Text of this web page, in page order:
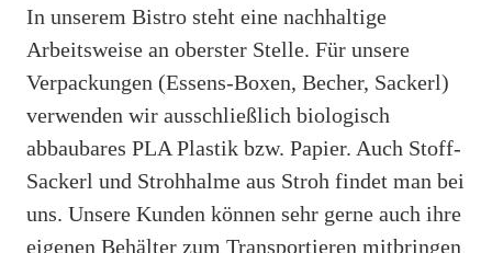
In unserem Bistro steht eine nachhaltige
Arbeitsweise an oberster Stelle. Für unsere
Verpackungen (Essens-Boxen, Becher, Sackerl)
verwenden wir ausschließlich biologisch
abbaubares PLA Plastik bzw. Papier. Auch Stoff-
Sackerl und Strohhalme aus Stroh findet man bei
uns. Unsere Kunden können sehr gerne auch ihre
eigenen Behälter zum Transportieren mitbringen